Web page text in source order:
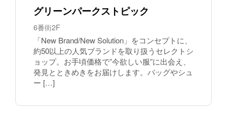
グリーンパークストピック
6番街2F
「New Brand/New Solution」をコンセプトに、
約50以上の人気ブランドを取り扱うセレクトシ
ョップ。お手頃価格で”今欲しい服”に出会え、
発見とときめきをお届けします。バッグやシュ
ー […]